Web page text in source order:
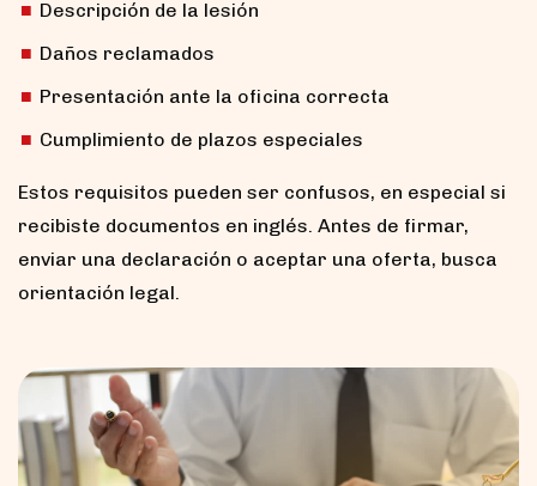
Descripción de la lesión
Daños reclamados
Presentación ante la oficina correcta
Cumplimiento de plazos especiales
Estos requisitos pueden ser confusos, en especial si
recibiste documentos en inglés. Antes de firmar,
enviar una declaración o aceptar una oferta, busca
orientación legal.